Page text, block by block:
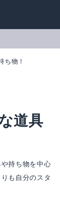
ち物！
道具
持ち物を中心
も自分のスタ